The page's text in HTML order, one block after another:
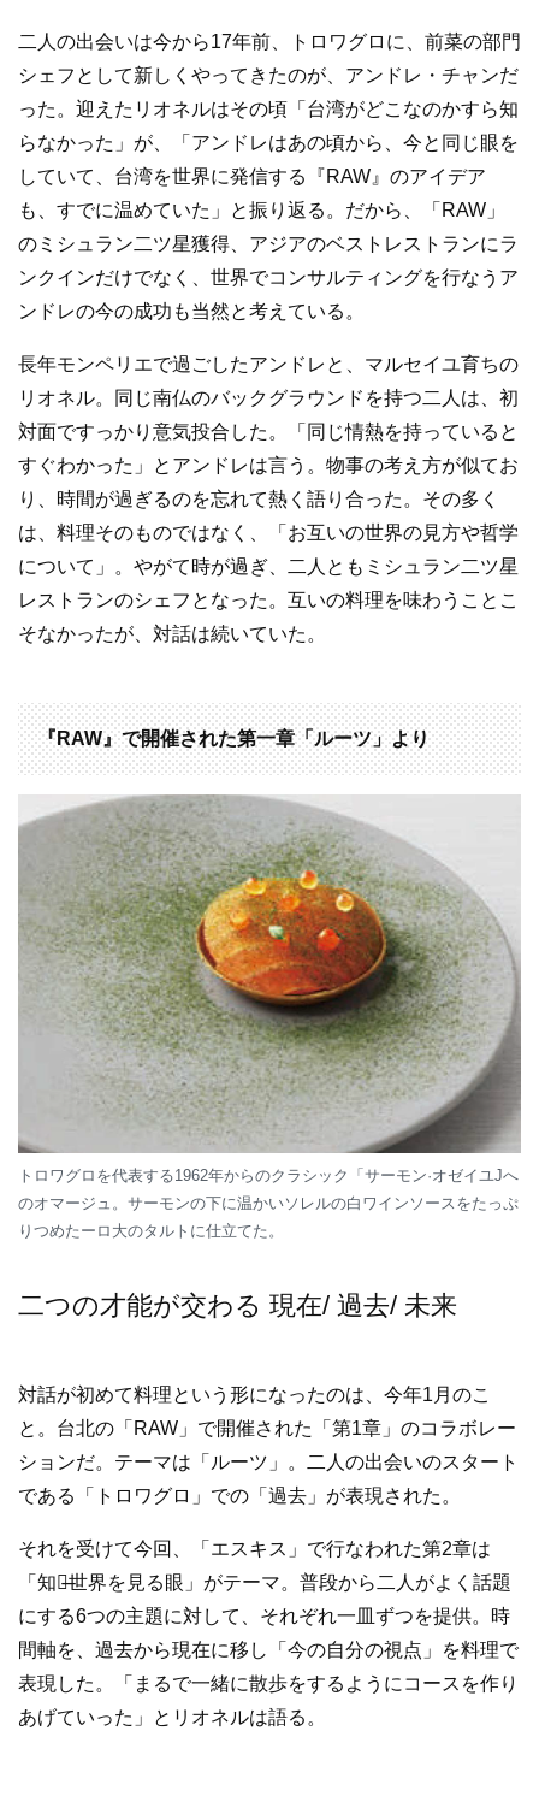
二人の出会いは今から17年前、トロワグロに、前菜の部門
シェフとして新しくやってきたのが、アンドレ・チャンだ
った。迎えたリオネルはその頃「台湾がどこなのかすら知
らなかった」が、「アンドレはあの頃から、今と同じ眼を
していて、台湾を世界に発信する『RAW』のアイデア
も、すでに温めていた」と振り返る。だから、「RAW」
のミシュラン二ツ星獲得、アジアのベストレストランにラ
ンクインだけでなく、世界でコンサルティングを行なうア
ンドレの今の成功も当然と考えている。
長年モンペリエで過ごしたアンドレと、マルセイユ育ちの
リオネル。同じ南仏のバックグラウンドを持つ二人は、初
対面ですっかり意気投合した。「同じ情熱を持っていると
すぐわかった」とアンドレは言う。物事の考え方が似てお
り、時間が過ぎるのを忘れて熱く語り合った。その多く
は、料理そのものではなく、「お互いの世界の見方や哲学
について」。やがて時が過ぎ、二人ともミシュラン二ツ星
レストランのシェフとなった。互いの料理を味わうことこ
そなかったが、対話は続いていた。
『RAW』で開催された第一章「ルーツ」より
トロワグロを代表する1962年からのクラシック「サーモン·オゼイユJへ
のオマージュ。サーモンの下に温かいソレルの白ワインソースをたっぷ
りつめたーロ大のタルトに仕立てた。
二つの才能が交わる 現在/ 過去/ 未来
対話が初めて料理という形になったのは、今年1月のこ
と。台北の「RAW」で開催された「第1章」のコラボレー
ションだ。テーマは「ルーツ」。二人の出会いのスタート
である「トロワグロ」での「過去」が表現された。
それを受けて今回、「エスキス」で行なわれた第2章は
「知覚̶世界を見る眼」がテーマ。普段から二人がよく話題
にする6つの主題に対して、それぞれ一皿ずつを提供。時
間軸を、過去から現在に移し「今の自分の視点」を料理で
表現した。「まるで一緒に散歩をするようにコースを作り
あげていった」とリオネルは語る。